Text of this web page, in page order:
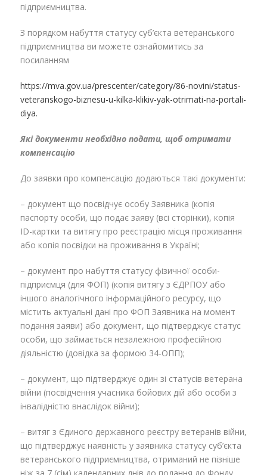
підприємництва.
З порядком набуття статусу суб’єкта ветеранського
підприємництва ви можете ознайомитись за
посиланням
https://mva.gov.ua/prescenter/category/86-novini/status-
veteranskogo-biznesu-u-kilka-klikiv-yak-otrimati-na-portali-
diya.
Які документи необхідно подати, щоб отримати
компенсацію
До заявки про компенсацію додаються такі документи:
– документ що посвідчує особу Заявника (копія
паспорту особи, що подає заяву (всі сторінки), копія
ID-картки та витягу про реєстрацію місця проживання
або копія посвідки на проживання в Україні;
– документ про набуття статусу фізичної особи-
підприємця (для ФОП) (копія витягу з ЄДРПОУ або
іншого аналогічного інформаційного ресурсу, що
містить актуальні дані про ФОП Заявника на момент
подання заяви) або документ, що підтверджує статус
особи, що займається незалежною професійною
діяльністю (довідка за формою 34-ОПП);
– документ, що підтверджує один зі статусів ветерана
війни (посвідчення учасника бойових дій або особи з
інвалідністю внаслідок війни);
– витяг з Єдиного державного реєстру ветеранів війни,
що підтверджує наявність у заявника статусу суб’єкта
ветеранського підприємництва, отриманий не пізніше